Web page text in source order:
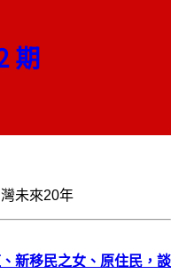
期
未來20年
新移民之女、原住民，談